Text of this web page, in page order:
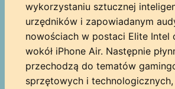
wykorzystaniu sztucznej
urzędników i zapowiadanym
nowościach w postaci Elite Intel
wokół iPhone Air. Następnie
przechodzą do tematów
sprzętowych i